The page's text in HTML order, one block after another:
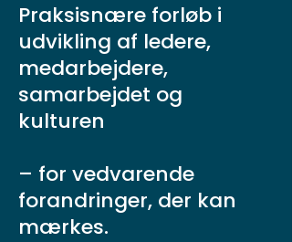
Praksisnære forløb i
udvikling af ledere,
medarbejdere,
samarbejdet og
kulturen
– for vedvarende
forandringer, der kan
mærkes.